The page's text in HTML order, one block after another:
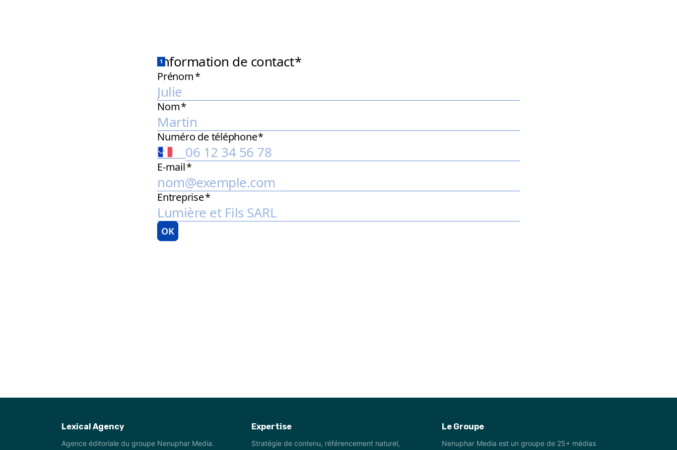
Lexical Agency
Agence éditoriale du groupe Nenuphar Media.
Expertise
Stratégie de contenu, référencement naturel,
Le Groupe
Nenuphar Media est un groupe de 25+ médias